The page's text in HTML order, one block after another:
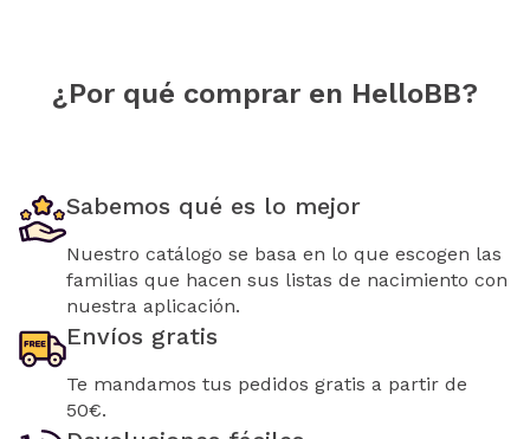
¿Por qué comprar en HelloBB?
Sabemos qué es lo mejor
Nuestro catálogo se basa en lo que escogen las
familias que hacen sus listas de nacimiento con
nuestra aplicación.
Envíos gratis
Te mandamos tus pedidos gratis a partir de
50€.